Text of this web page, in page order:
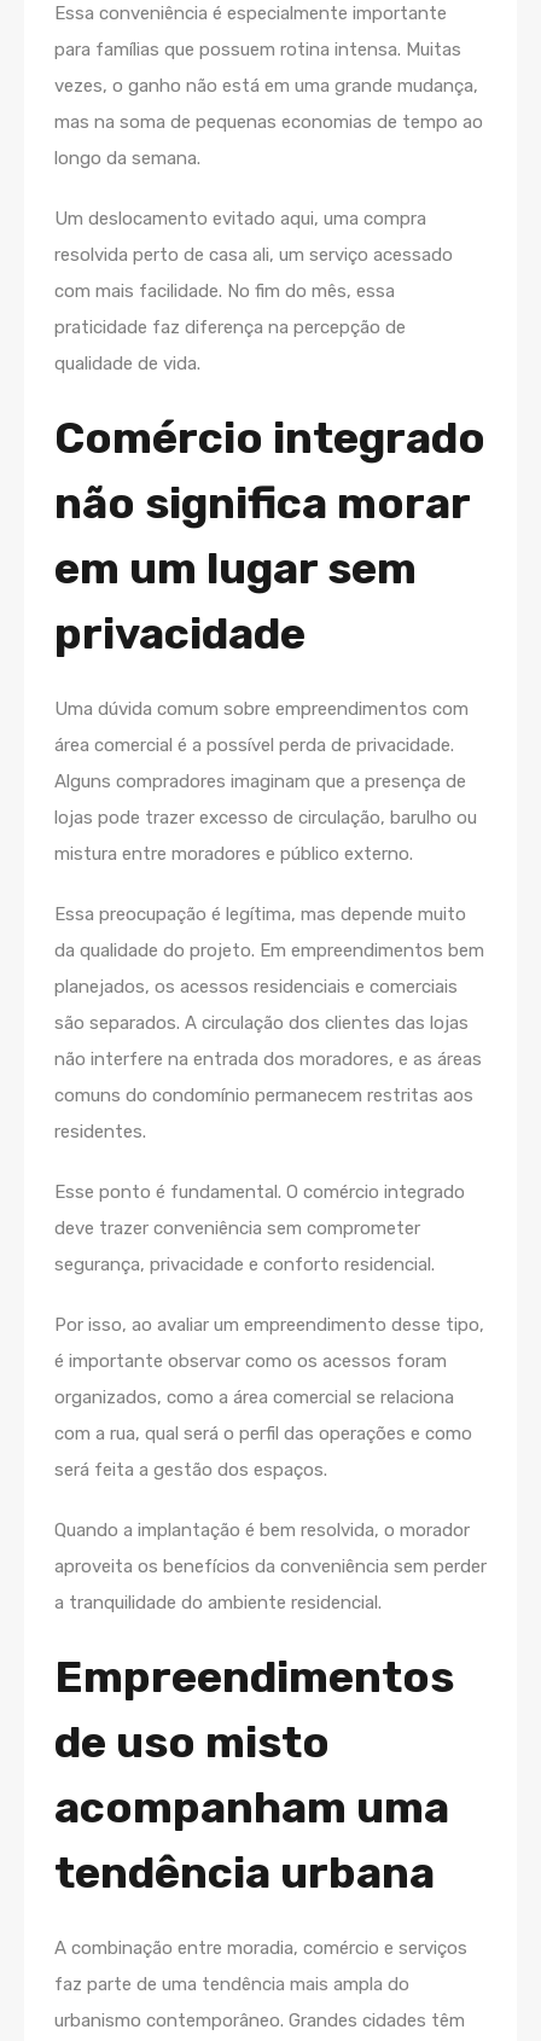
Essa conveniência é especialmente importante
para famílias que possuem rotina intensa. Muitas
vezes, o ganho não está em uma grande mudança,
mas na soma de pequenas economias de tempo ao
longo da semana.
Um deslocamento evitado aqui, uma compra
resolvida perto de casa ali, um serviço acessado
com mais facilidade. No fim do mês, essa
praticidade faz diferença na percepção de
qualidade de vida.
Comércio integrado
não significa morar
em um lugar sem
privacidade
Uma dúvida comum sobre empreendimentos com
área comercial é a possível perda de privacidade.
Alguns compradores imaginam que a presença de
lojas pode trazer excesso de circulação, barulho ou
mistura entre moradores e público externo.
Essa preocupação é legítima, mas depende muito
da qualidade do projeto. Em empreendimentos bem
planejados, os acessos residenciais e comerciais
são separados. A circulação dos clientes das lojas
não interfere na entrada dos moradores, e as áreas
comuns do condomínio permanecem restritas aos
residentes.
Esse ponto é fundamental. O comércio integrado
deve trazer conveniência sem comprometer
segurança, privacidade e conforto residencial.
Por isso, ao avaliar um empreendimento desse tipo,
é importante observar como os acessos foram
organizados, como a área comercial se relaciona
com a rua, qual será o perfil das operações e como
será feita a gestão dos espaços.
Quando a implantação é bem resolvida, o morador
aproveita os benefícios da conveniência sem perder
a tranquilidade do ambiente residencial.
Empreendimentos
de uso misto
acompanham uma
tendência urbana
A combinação entre moradia, comércio e serviços
faz parte de uma tendência mais ampla do
urbanismo contemporâneo. Grandes cidades têm